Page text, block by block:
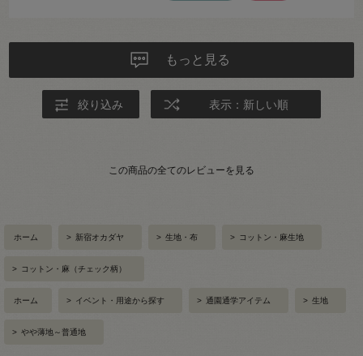
もっと見る
絞り込み 表示：新しい順
この商品の全てのレビューを見る
ホーム > 新宿オカダヤ > 生地・布 > コットン・麻生地
> コットン・麻（チェック柄）
ホーム > イベント・用途から探す > 通園通学アイテム > 生地
> やや薄地～普通地